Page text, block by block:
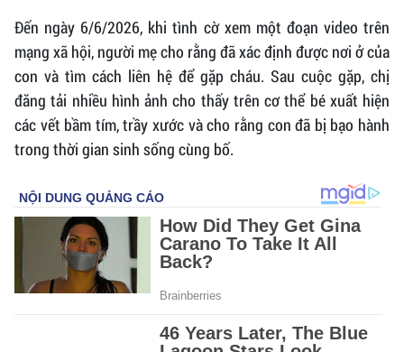
Đến ngày 6/6/2026, khi tình cờ xem một đoạn video trên
mạng xã hội, người mẹ cho rằng đã xác định được nơi ở của
con và tìm cách liên hệ để gặp cháu. Sau cuộc gặp, chị
đăng tải nhiều hình ảnh cho thấy trên cơ thể bé xuất hiện
các vết bầm tím, trầy xước và cho rằng con đã bị bạo hành
trong thời gian sinh sống cùng bố.